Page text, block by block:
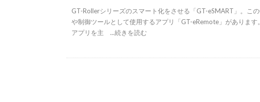
GT-Rollerシリーズのスマート化をさせる「GT-eSMART」。こ
や制御ツールとして使用するアプリ「GT-eRemote」がありま
アプリを主 ...続きを読む